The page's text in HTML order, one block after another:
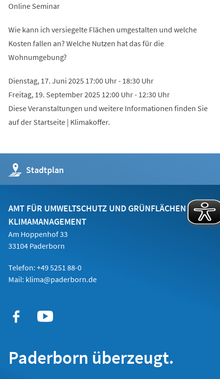
Online Seminar
Wie kann ich versiegelte Flächen umgestalten und welche
Kosten fallen an? Welche Nutzen hat das für die
Wohnumgebung?
Dienstag, 17. Juni 2025 17:00 Uhr - 18:30 Uhr
Freitag, 19. September 2025 12:00 Uhr - 12:30 Uhr
Diese Veranstaltungen und weitere Informationen finden Sie
auf der Startseite | Klimakoffer.
Stadtplan
(Öffnet
in
einem
Tab)
AMT FÜR UMWELTSCHUTZ UND GRÜNFLÄCHEN
KLIMAMANAGEMENT
Am Hoppenhof 33
33104 Paderborn
Telefon: +49 5251 88-0
Mail: klima@paderborn.de
Paderborn überzeugt.